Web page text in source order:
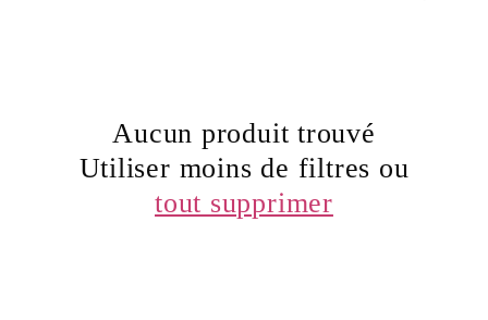
Aucun produit trouvé
Utiliser moins de filtres ou
tout supprimer